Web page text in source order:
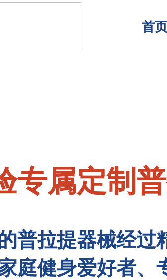
专属定制
普拉提器械经过
庭健身爱好者、
专属定制
普拉提器械经过
庭健身爱好者、
首页